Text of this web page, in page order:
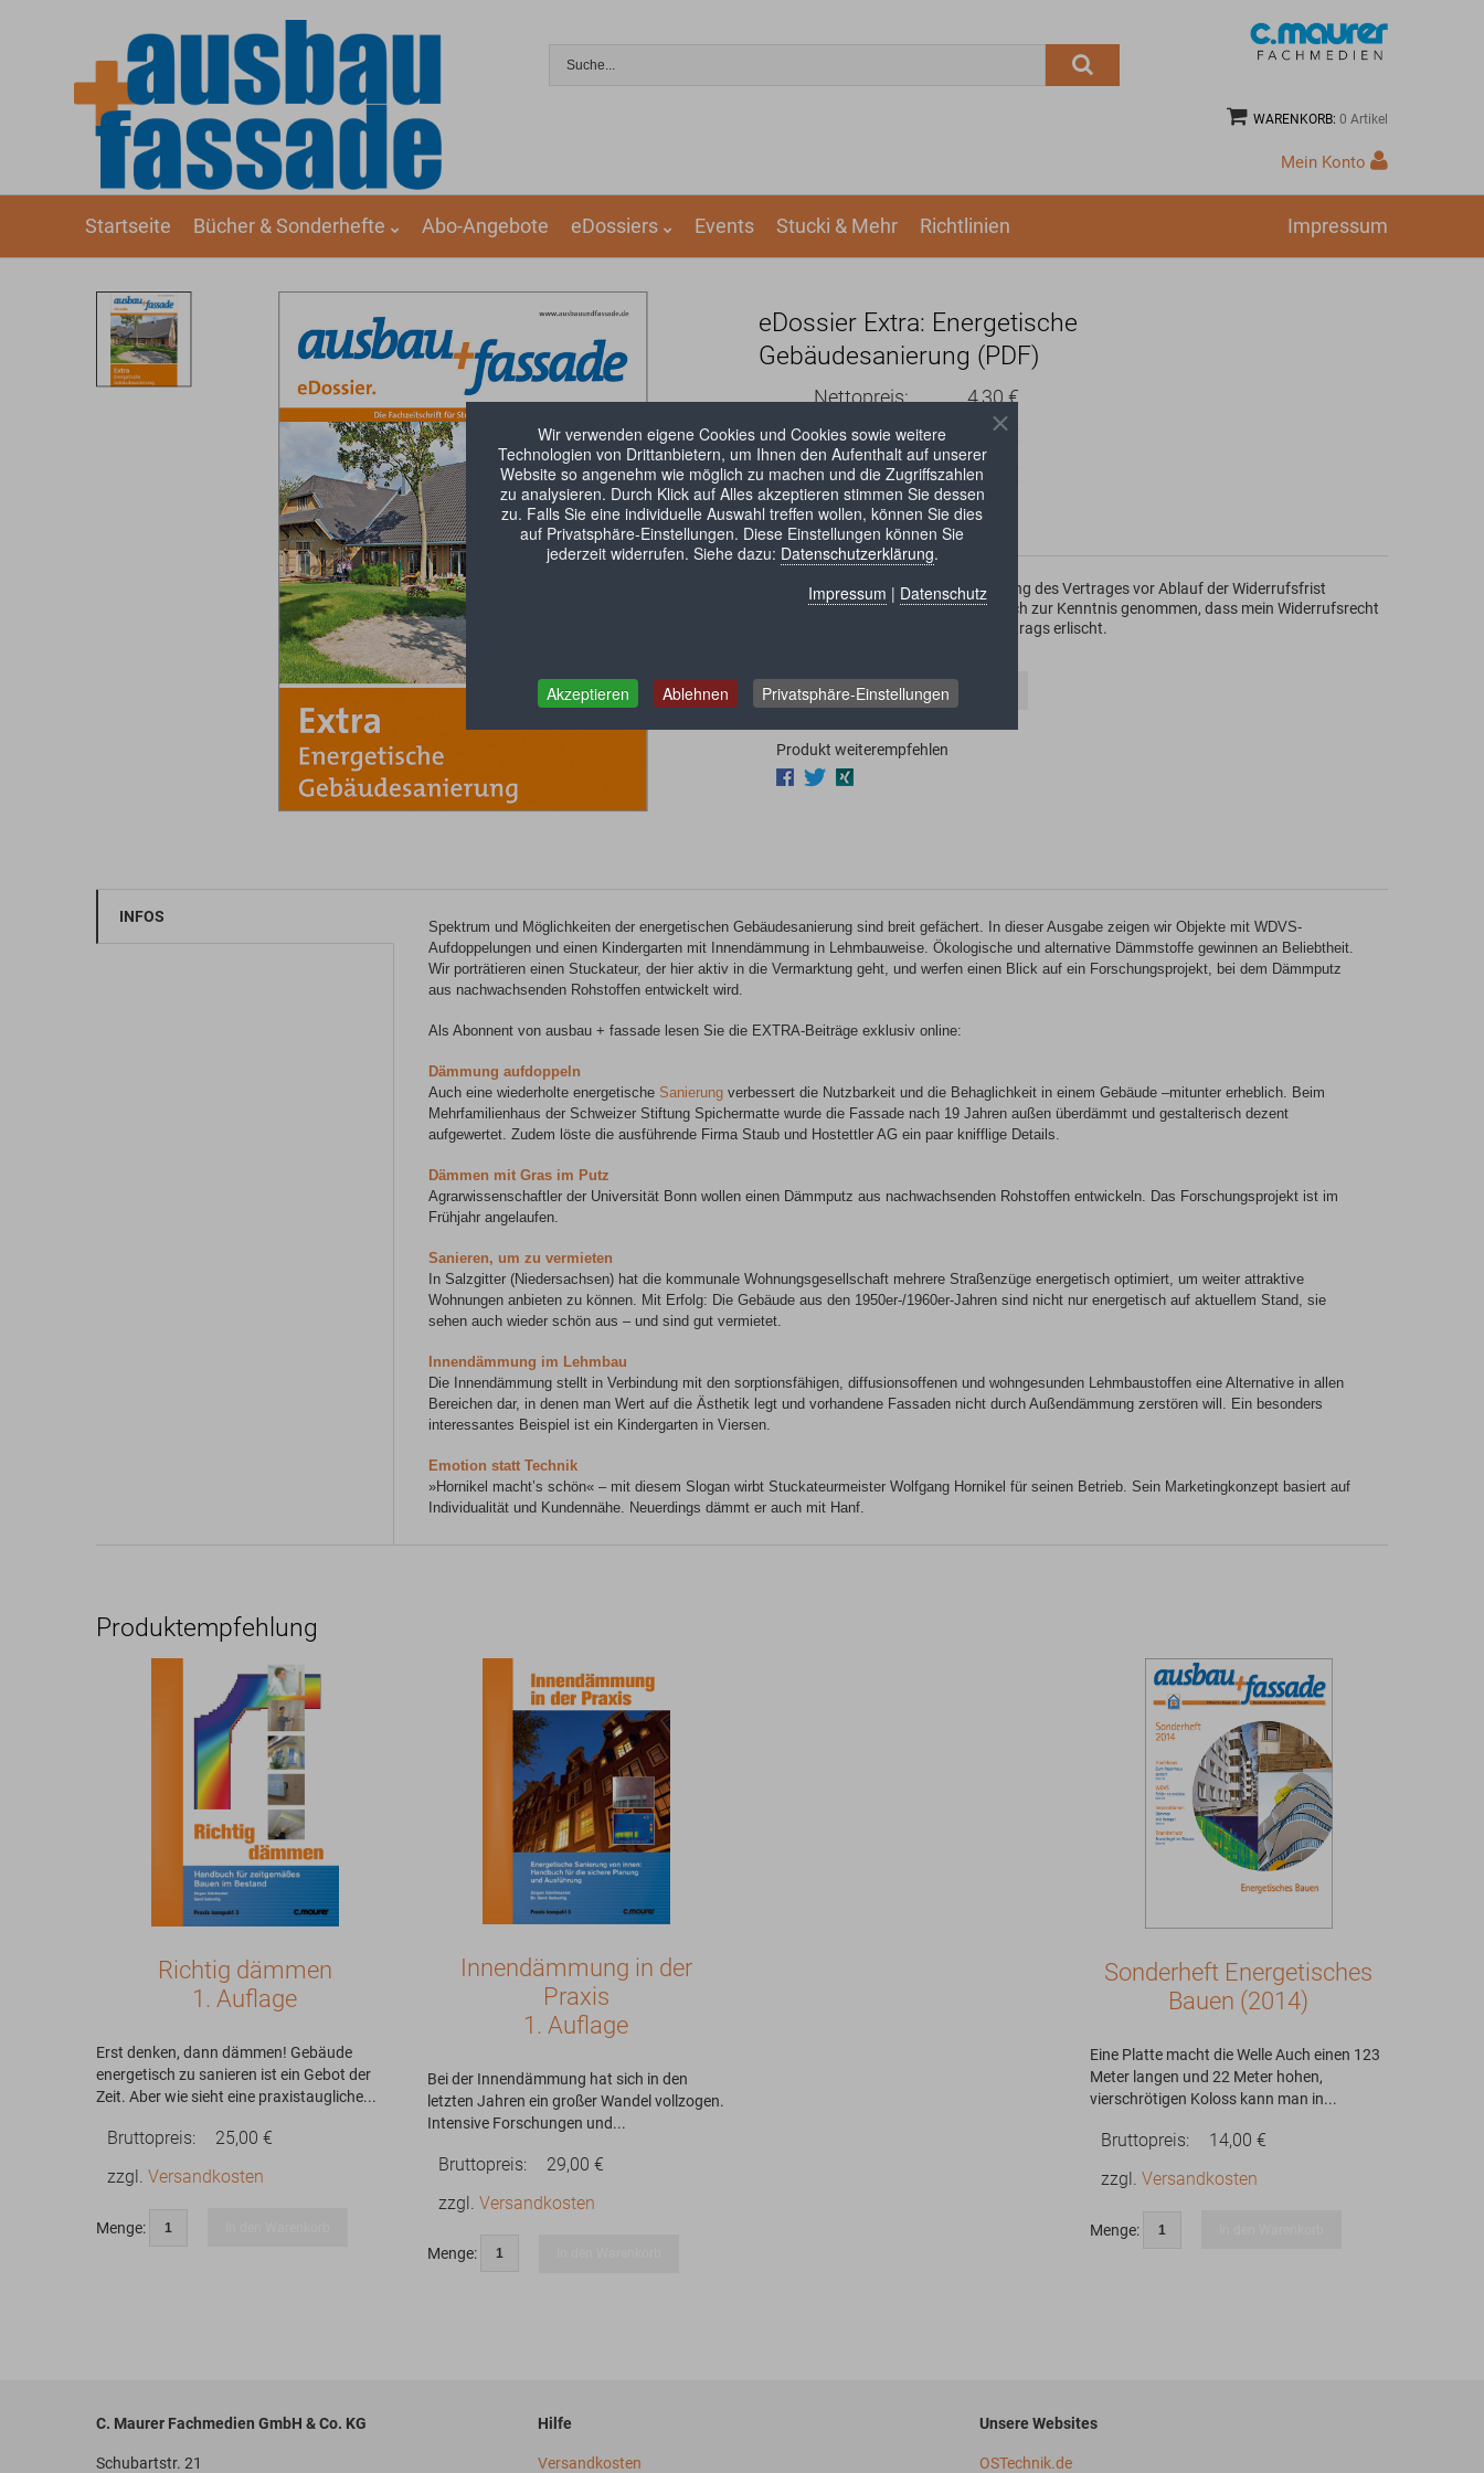
WARENKORB: 0 Artikel
Mein Konto
Startseite Impressum
Bücher & Sonderhefte
Dämmen & Energie sparen
DIN, VOB & Kommentare
Marketing & Betrieb
Abo-Angebote eDossiers
Dämmen & Energie sparen
DIN, VOB & Kommentare
Fassade
Praxis kompakt
Events Stucki & Mehr Richtlinien
eDossier Extra: Energetische
Gebäudesanierung (PDF)
Nettopreis:
4,30 €
MwSt.:
0,30 €
Bruttopreis:
4,60 €
Sofort herunterladen
Hiermit stimme ich der Ausführung des Vertrages vor Ablauf der Widerrufsfrist
ausdrücklich zu. Dabei habe ich auch zur Kenntnis genommen, dass mein Widerrufsrecht
mit Beginn der Ausführung des Vertrags erlischt.
Menge: In den Warenkorb
Produkt weiterempfehlen
INFOS
Spektrum und Möglichkeiten der energetischen Gebäudesanierung sind breit gefächert. In dieser Ausgabe zeigen wir Objekte mit WDVS-
Aufdoppelungen und einen Kindergarten mit Innendämmung in Lehmbauweise. Ökologische und alternative Dämmstoffe gewinnen an Beliebtheit.
Wir porträtieren einen Stuckateur, der hier aktiv in die Vermarktung geht, und werfen einen Blick auf ein Forschungsprojekt, bei dem Dämmputz
aus nachwachsenden Rohstoffen entwickelt wird.
Als Abonnent von ausbau + fassade lesen Sie die EXTRA-Beiträge exklusiv online:
Dämmung aufdoppeln
Auch eine wiederholte energetische Sanierung verbessert die Nutzbarkeit und die Behaglichkeit in einem Gebäude –mitunter erheblich. Beim
Mehrfamilienhaus der Schweizer Stiftung Spichermatte wurde die Fassade nach 19 Jahren außen überdämmt und gestalterisch dezent
aufgewertet. Zudem löste die ausführende Firma Staub und Hostettler AG ein paar knifflige Details.
Dämmen mit Gras im Putz
Agrarwissenschaftler der Universität Bonn wollen einen Dämmputz aus nachwachsenden Rohstoffen entwickeln. Das Forschungsprojekt ist im
Frühjahr angelaufen.
Sanieren, um zu vermieten
In Salzgitter (Niedersachsen) hat die kommunale Wohnungsgesellschaft mehrere Straßenzüge energetisch optimiert, um weiter attraktive
Wohnungen anbieten zu können. Mit Erfolg: Die Gebäude aus den 1950er-/1960er-Jahren sind nicht nur energetisch auf aktuellem Stand, sie
sehen auch wieder schön aus – und sind gut vermietet.
Innendämmung im Lehmbau
Die Innendämmung stellt in Verbindung mit den sorptionsfähigen, diffusionsoffenen und wohngesunden Lehmbaustoffen eine Alternative in allen
Bereichen dar, in denen man Wert auf die Ästhetik legt und vorhandene Fassaden nicht durch Außendämmung zerstören will. Ein besonders
interessantes Beispiel ist ein Kindergarten in Viersen.
Emotion statt Technik
»Hornikel macht’s schön« – mit diesem Slogan wirbt Stuckateurmeister Wolfgang Hornikel für seinen Betrieb. Sein Marketingkonzept basiert auf
Individualität und Kundennähe. Neuerdings dämmt er auch mit Hanf.
Produktempfehlung
Richtig dämmen
1. Auflage
Erst denken, dann dämmen! Gebäude
energetisch zu sanieren ist ein Gebot der
Zeit. Aber wie sieht eine praxistaugliche...
Bruttopreis:
25,00 €
zzgl. Versandkosten
Menge:
Innendämmung in der
Praxis
1. Auflage
Bei der Innendämmung hat sich in den
letzten Jahren ein großer Wandel vollzogen.
Intensive Forschungen und...
Bruttopreis:
29,00 €
zzgl. Versandkosten
Menge:
Sonderheft Energetisches
Bauen (2014)
Eine Platte macht die Welle Auch einen 123
Meter langen und 22 Meter hohen,
vierschrötigen Koloss kann man in...
Bruttopreis:
14,00 €
zzgl. Versandkosten
Menge:
C. Maurer Fachmedien GmbH & Co. KG
Schubartstr. 21
Hilfe
Versandkosten
Unsere Websites
OSTechnik.de
Wir verwenden eigene Cookies und Cookies sowie weitere
Technologien von Drittanbietern, um Ihnen den Aufenthalt auf unserer
Website so angenehm wie möglich zu machen und die Zugriffszahlen
zu analysieren. Durch Klick auf Alles akzeptieren stimmen Sie dessen
zu. Falls Sie eine individuelle Auswahl treffen wollen, können Sie dies
auf Privatsphäre-Einstellungen. Diese Einstellungen können Sie
jederzeit widerrufen. Siehe dazu: Datenschutzerklärung.
Impressum | Datenschutz
Akzeptieren Ablehnen Privatsphäre-Einstellungen